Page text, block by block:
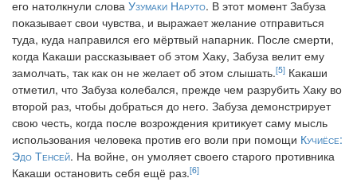
его натолкнули слова Узумаки Наруто. В этот момент Забуза
показывает свои чувства, и выражает желание отправиться
туда, куда направился его мёртвый напарник. После смерти,
когда Какаши рассказывает об этом Хаку, Забуза велит ему
замолчать, так как он не желает об этом слышать.[5] Какаши
отметил, что Забуза колебался, прежде чем разрубить Хаку во
второй раз, чтобы добраться до него. Забуза демонстрирует
свою честь, когда после возрождения критикует саму мысль
использования человека против его воли при помощи Кучиёсе:
Эдо Тенсей. На войне, он умоляет своего старого противника
Какаши остановить себя ещё раз.[6]